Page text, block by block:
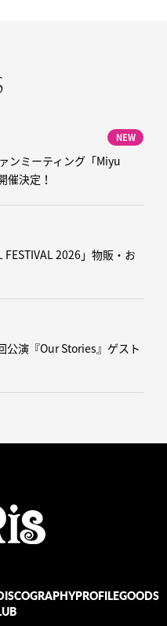
NEW
ンミーティング「Miyu
決定！
2026」物販・お
公演『Our Stories』ゲスト
PROFILEGOODS